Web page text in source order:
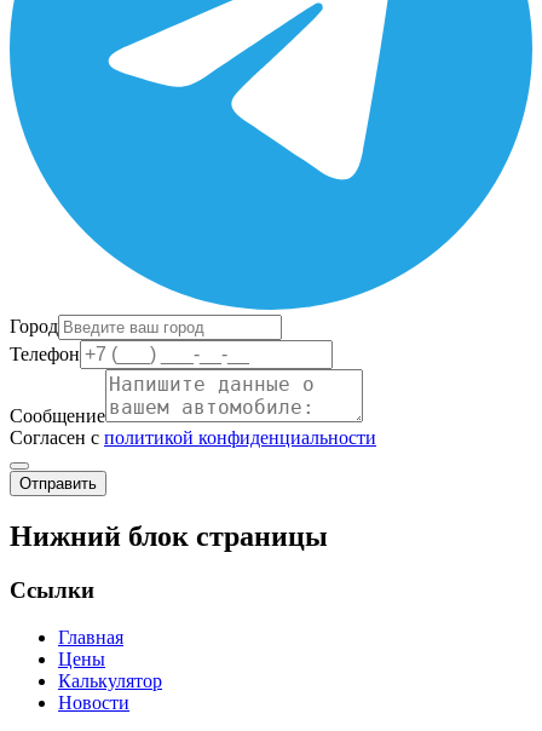
Город
Телефон
Сообщение
Согласен с политикой конфиденциальности
Отправить
Нижний блок страницы
Ссылки
Главная
Цены
Калькулятор
Новости